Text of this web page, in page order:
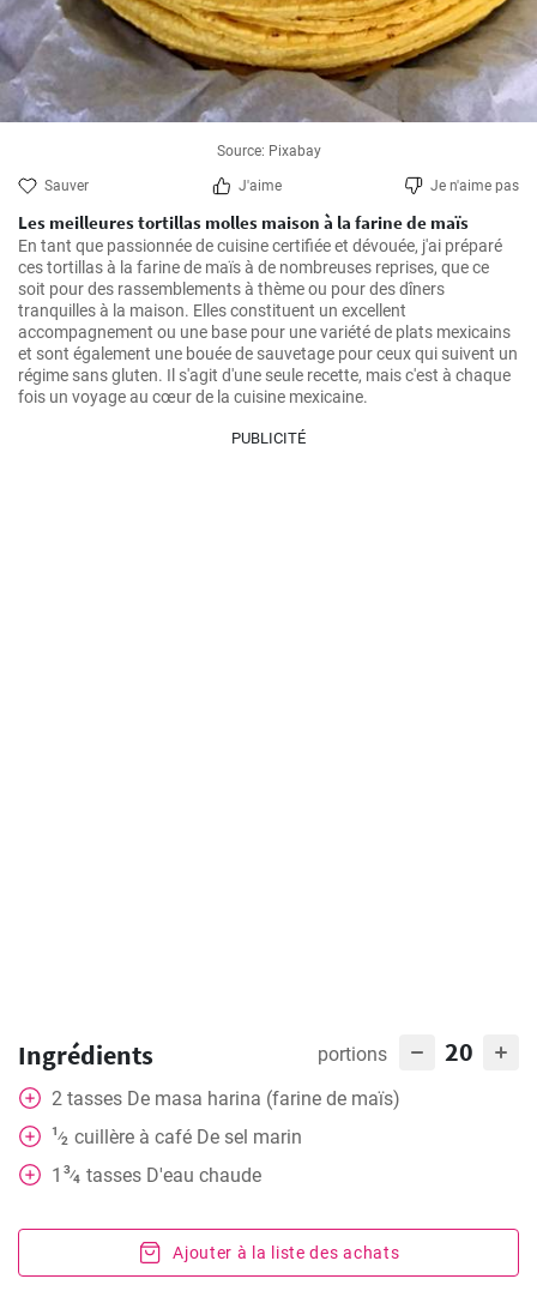
Source: Pixabay
Sauver J'aime Je n'aime pas
Les meilleures tortillas molles maison à la farine de maïs
En tant que passionnée de cuisine certifiée et dévouée, j'ai préparé
ces tortillas à la farine de maïs à de nombreuses reprises, que ce
soit pour des rassemblements à thème ou pour des dîners
tranquilles à la maison. Elles constituent un excellent
accompagnement ou une base pour une variété de plats mexicains
et sont également une bouée de sauvetage pour ceux qui suivent un
régime sans gluten. Il s'agit d'une seule recette, mais c'est à chaque
fois un voyage au cœur de la cuisine mexicaine.
PUBLICITÉ
Ingrédients portions 20
2 tasses De masa harina (farine de maïs)
1⁄2 cuillère à café De sel marin
1 3⁄4 tasses D'eau chaude
Ajouter à la liste des achats